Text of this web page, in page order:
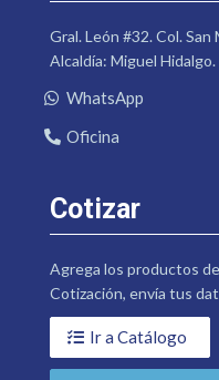
Gral. León #32. Col.
Alcaldía: Miguel Hidalgo.
WhatsApp
Oficina
Cotizar
Agrega los productos
Cotización, envía tus
Ir a Catálogo